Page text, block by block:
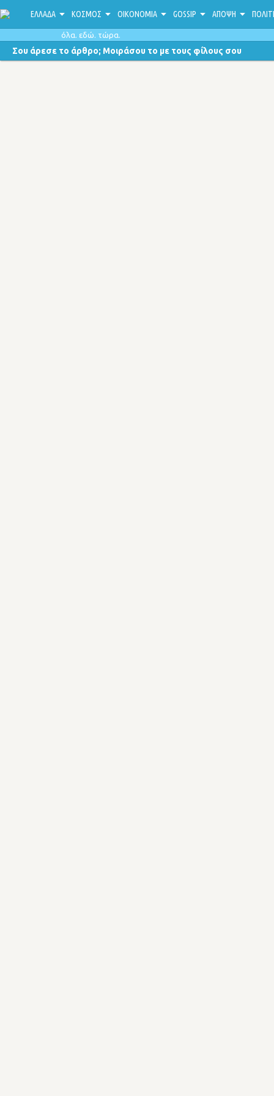
ΕΛΛΑΔΑ ΚΟΣΜΟΣ ΟΙΚΟΝΟΜΙΑ GOSSIP ΑΠΟΨΗ
όλα. εδώ. τώρα.
Σου άρεσε το άρθρο; Μοιράσου το με τους φίλους σου